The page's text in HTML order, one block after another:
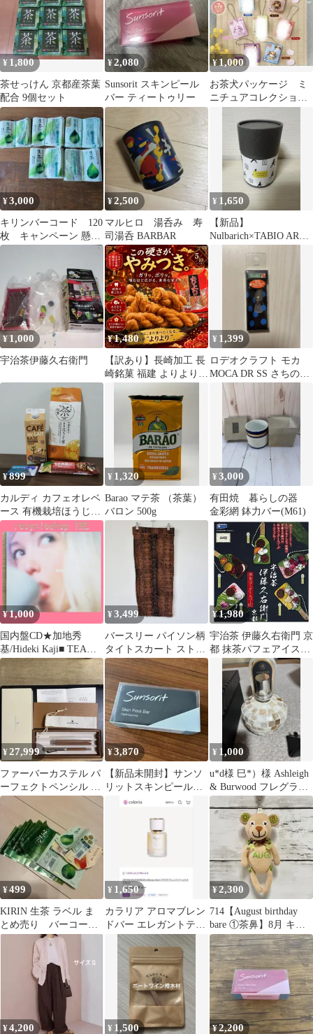
¥ 1,800
茶せっけん 京都産茶葉
配合 9個セット
¥2,080
Sunsorit スキンピール
バー ティートゥリー
¥1,000
お茶犬パッケージ ミ
ニチュアコレクショ
ン カフェ ムハ ハ
ナ BANDAI
¥3,000
キリンバーコード 120
枚 キャンペーン 懸
賞 応募
¥2,500
マルヒロ 湯呑み 寿
司湯呑 BARBAR
¥ 1,650
【新品】
Nulbarich×TABIO ARTS
刺しゅうソックス M
¥ 1,000
宇治茶伊藤久右衛門
¥1,480
【訳あり】長崎加工 長
崎銘菓 福建 よりより
中華菓子 硬いお菓子 麻
花巻 唐人巻 マファール
長崎 お土産 お取り寄せ
お茶菓子 手作り 伝統菓
¥ 1,399
ロデオクラフト モカ
MOCA DR SS さちのお
¥899
カルディ カフェオレベ
ース 有機栽培ほうじ茶
ミンティア 1本満足バ
ー
¥ 1,320
Barao マテ茶 （茶葉）
バロン 500g
¥3,000
有田焼 暮らしの器
金彩網 鉢力バー(M61)
¥1,000
国内盤CD★加地秀
基/Hideki Kaji■ TEA
【PSCR5666/498802303
7677】B20960
¥3,499
バースリー パイソン柄
タイトスカート ストレ
ート裾 M 茶 レーヨン
デート
¥1,980
宇治茶 伊藤久右衛門 京
都 抹茶パフェアイスバ
ーBC 全5種セット フル
コンプ コンプリート ガ
チャ ガチャガチャ カプ
セルトイ ミニチュア フ
ィギュア まっちゃ いち
ご とろぴかる さくら
もんぶらん
¥27,999
ファーバーカステル パ
ーフェクトペンシル 茶
FABER-CASTELL
¥3,870
【新品未開封】サンソ
リットスキンピールバ
ー ハイドロキノール 黒
¥ 1,000
u*d様 巳*）様 Ashleigh
& Burwood フレグラン
スランプ 抹
¥499
KIRIN 生茶 ラベル ま
とめ売り バーコー
ド 20枚
¥ 1,650
カラリア アロマブレン
ドバー エレガントティ
ー 3.2ml
¥2,300
714【August birthday
bare ①茶鼻】8月 キー
ホルダー
¥4,200 ¥ 1,500 ¥2,200